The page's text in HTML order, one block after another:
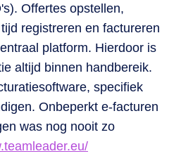
Offertes opstellen,
registreren en factureren
platform. Hierdoor is
altijd binnen handbereik.
specifiek
Onbeperkt e-facturen
was nog nooit zo